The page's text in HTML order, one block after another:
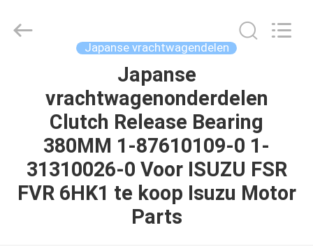
PRODUCTEN
ONGEVEER
ONS
Japanse vrachtwagendelen
Japanse
vrachtwagenonderdelen
Clutch Release Bearing
380MM 1-87610109-0 1-
31310026-0 Voor ISUZU FSR
FVR 6HK1 te koop Isuzu Motor
Parts